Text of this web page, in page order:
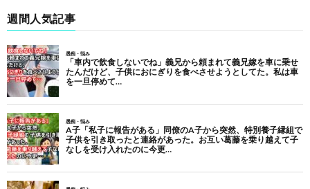
週間人気記事